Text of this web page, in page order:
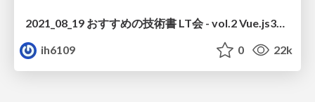
2021_08_19 おすすめの技術書 LT会 - vol.2 Vue.js3超入門がとにかくやさしい
ih6109
0 22k